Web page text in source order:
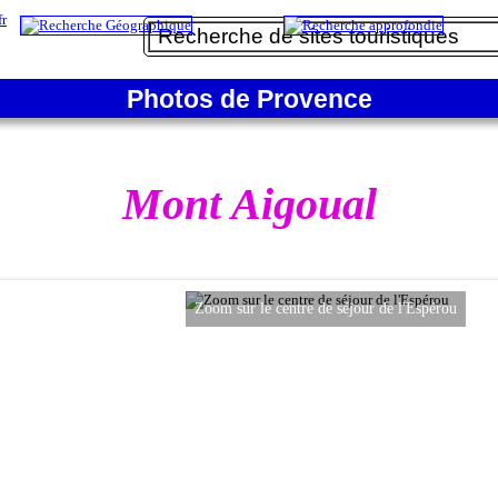
Photos de Provence
Mont Aigoual
Zoom sur le centre de séjour de l'Espérou